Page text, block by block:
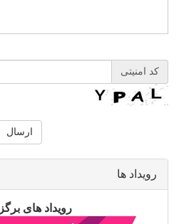
کد امنیتی
رویداد ها
رویداد های